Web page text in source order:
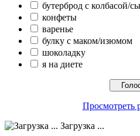
бутерброд с колбасой/
конфеты
варенье
булку с маком/изюмом
шоколадку
я на диете
Просмотреть
Загрузка ...